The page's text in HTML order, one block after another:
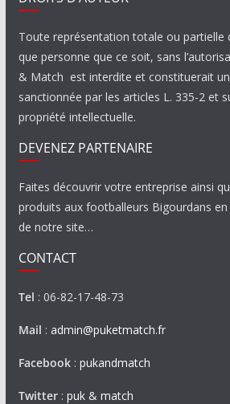
Toute représentation totale ou partielle
que personne que ce soit, sans
& Match est interdite et constituerait
sanctionnée par les articles L. 335-2 et
propriété intellectuelle.
DEVENEZ PARTENAIRE
Faites découvrir votre entreprise ainsi
produits aux footballeurs Bigourdans
de notre site…
CONTACT
Tel : 06-82-17-48-73
Mail : admin@puketmatch.fr
Facebook: pukandmatch
Twitter: puk & match